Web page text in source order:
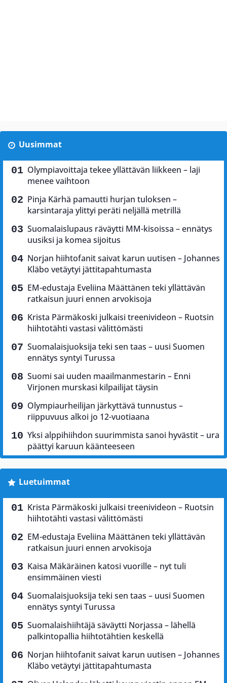
Uusimmat
Olympiavoittaja tekee yllättävän liikkeen – laji
menee vaihtoon
Pinja Kärhä pamautti hurjan tuloksen –
karsintaraja ylittyi peräti neljällä metrillä
Suomalaislupaus räväytti MM-kisoissa – ennätys
uusiksi ja komea sijoitus
Norjan hiihtofanit saivat karun uutisen – Johannes
Kläbo vetäytyi jättitapahtumasta
EM-edustaja Eveliina Määttänen teki yllättävän
ratkaisun juuri ennen arvokisoja
Krista Pärmäkoski julkaisi treenivideon – Ruotsin
hiihtotähti vastasi välittömästi
Suomalaisjuoksija teki sen taas – uusi Suomen
ennätys syntyi Turussa
Suomi sai uuden maailmanmestarin – Enni
Virjonen murskasi kilpailijat täysin
Olympiaurheilijan järkyttävä tunnustus –
riippuvuus alkoi jo 12-vuotiaana
Yksi alppihiihdon suurimmista sanoi hyvästit – ura
päättyi karuun käänteeseen
Luetuimmat
Krista Pärmäkoski julkaisi treenivideon – Ruotsin
hiihtotähti vastasi välittömästi
EM-edustaja Eveliina Määttänen teki yllättävän
ratkaisun juuri ennen arvokisoja
Kaisa Mäkäräinen katosi vuorille – nyt tuli
ensimmäinen viesti
Suomalaisjuoksija teki sen taas – uusi Suomen
ennätys syntyi Turussa
Suomalaishiihtäjä säväytti Norjassa – lähellä
palkintopallia hiihtotähtien keskellä
Norjan hiihtofanit saivat karun uutisen – Johannes
Kläbo vetäytyi jättitapahtumasta